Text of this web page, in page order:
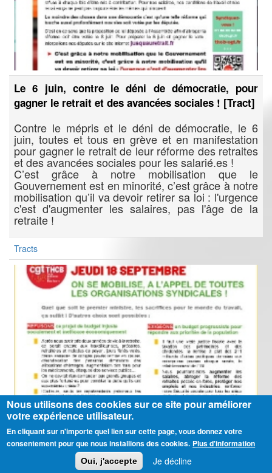
Le 6 juin, contre le déni de démocratie, pour
gagner le retrait et des avancées sociales ! [Tract]
Contre le mépris et le déni de démocratie, le 6
juin, toutes et tous en grève et en manifestation
pour gagner le retrait de leur réforme des retraites
et des avancées sociales pour les salarié.es !
C’est grâce à notre mobilisation que le
Gouvernement est en minorité, c’est grâce à notre
mobilisation qu’il va devoir retirer sa loi : l'urgence
c'est d'augmenter les salaires, pas l'âge de la
retraite !
Tracts
Nous utilisons des cookies sur ce site pour améliorer
votre expérience utilisateur.
En cliquant sur n'importe quel lien sur cette page, vous donnez votre
consentement pour que nous installions des cookies. Plus d'information
Oui, j'accepte Je décline